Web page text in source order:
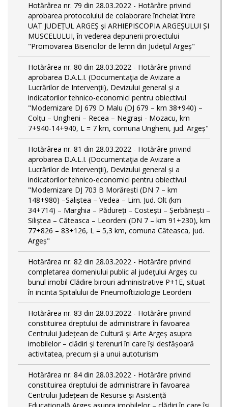
Hotărârea nr. 79 din 28.03.2022 - Hotărâre privind
aprobarea protocolului de colaborare încheiat între
UAT JUDEȚUL ARGEȘ și ARHIEPISCOPIA ARGEȘULUI ȘI
MUSCELULUI, în vederea depunerii proiectului
"Promovarea Bisericilor de lemn din Județul Argeș"
Hotărârea nr. 80 din 28.03.2022 - Hotărâre privind
aprobarea D.A.L.I. (Documentaţia de Avizare a
Lucrărilor de Intervenţii), Devizului general și a
indicatorilor tehnico-economici pentru obiectivul
"Modernizare DJ 679 D Malu (DJ 679 – km 38+940) –
Colțu – Ungheni – Recea – Negrași - Mozacu, km
7+940-14+940, L = 7 km, comuna Ungheni, jud. Argeș"
Hotărârea nr. 81 din 28.03.2022 - Hotărâre privind
aprobarea D.A.L.I. (Documentaţia de Avizare a
Lucrărilor de Intervenţii), Devizului general și a
indicatorilor tehnico-economici pentru obiectivul
"Modernizare DJ 703 B Morărești (DN 7 – km
148+980) –Saliștea – Vedea – Lim. Jud. Olt (km
34+714) – Marghia – Pădureți – Costești – Șerbănești –
Siliștea – Căteasca – Leordeni (DN 7 – km 91+230), km
77+826 – 83+126, L = 5,3 km, comuna Căteasca, jud.
Argeș"
Hotărârea nr. 82 din 28.03.2022 - Hotărâre privind
completarea domeniului public al judeţului Argeş cu
bunul imobil Clădire birouri administrative P+1E, situat
în incinta Spitalului de Pneumoftiziologie Leordeni
Hotărârea nr. 83 din 28.03.2022 - Hotărâre privind
constituirea dreptului de administrare în favoarea
Centrului Județean de Cultură și Arte Argeș asupra
imobilelor – clădiri și terenuri în care își desfășoară
activitatea, precum și a unui autoturism
Hotărârea nr. 84 din 28.03.2022 - Hotărâre privind
constituirea dreptului de administrare în favoarea
Centrului Județean de Resurse și Asistență